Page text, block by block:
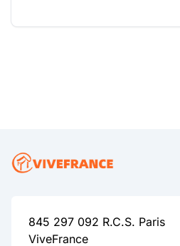
845 297 092 R.C.S. Paris
ViveFrance